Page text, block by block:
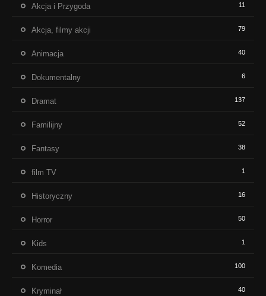
Akcja i Przygoda 11
Akcja, filmy akcji 79
Animacja 40
Dokumentalny 6
Dramat 137
Familijny 52
Fantasy 38
film TV 1
Historyczny 16
Horror 50
Kids 1
Komedia 100
Kryminał 40